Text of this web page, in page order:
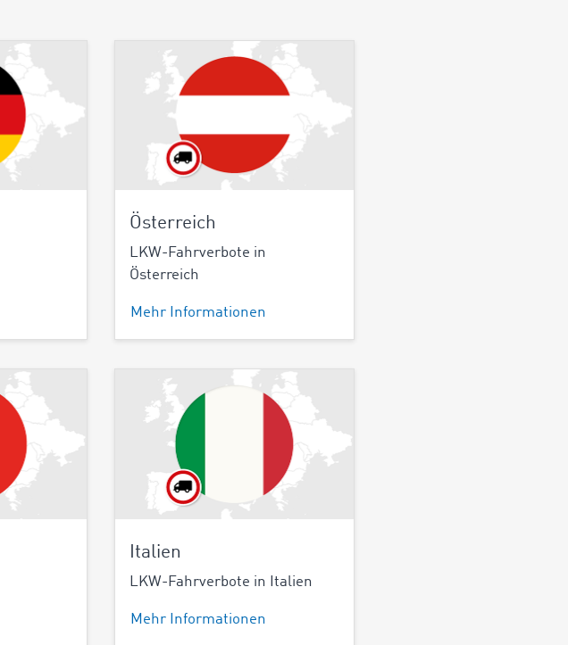
Österreich
LKW-Fahrverbote in
Österreich
Mehr Informationen
Italien
LKW-Fahrverbote in Italien
Mehr Informationen